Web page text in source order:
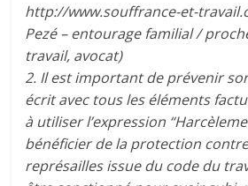
http://www.souffrance-et-
Pezé – entourage familial /
travail, avocat)
2. Il est important de prévenir
écrit avec tous les éléments
à utiliser l’expression
bénéficier de la protection
représailles issue du code du